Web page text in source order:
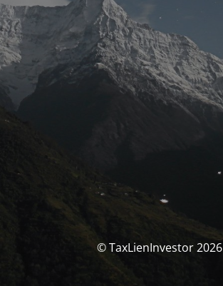
© TaxLienInvestor 2026